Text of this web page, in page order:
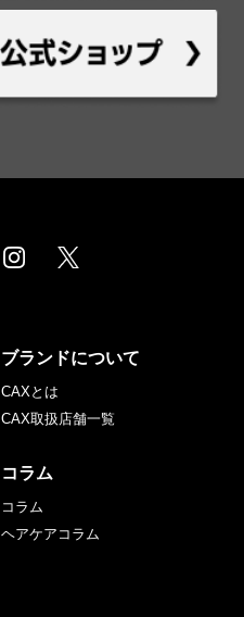
ブランドについて
CAXとは
CAX取扱店舗一覧
コラム
コラム
ヘアケアコラム